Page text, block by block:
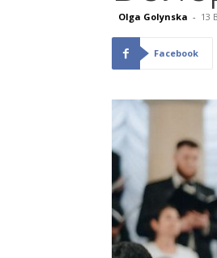
Olga Golynska - 13
Facebook